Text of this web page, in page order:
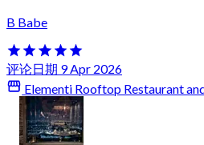
B Babe
评论日期 9 Apr 2026
Elementi Rooftop Restaurant